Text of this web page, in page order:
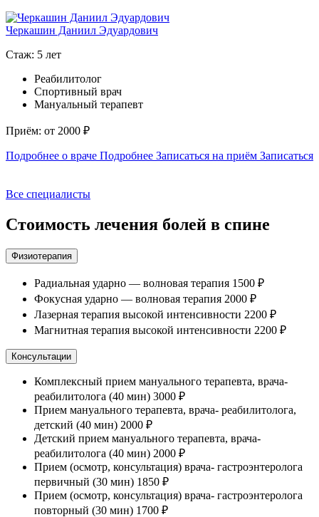
Черкашин Даниил Эдуардович
Стаж: 5 лет
Реабилитолог
Спортивный врач
Мануальный терапевт
Приём: от 2000 ₽
Подробнее о враче Подробнее Записаться на приём Записаться
Все специалисты
Стоимость лечения болей в спине
Физиотерапия
Радиальная ударно — волновая терапия 1500 ₽
Фокусная ударно — волновая терапия 2000 ₽
Лазерная терапия высокой интенсивности 2200 ₽
Магнитная терапия высокой интенсивности 2200 ₽
Консультации
Комплексный прием мануального терапевта, врача-
реабилитолога (40 мин) 3000 ₽
Прием мануального терапевта, врача- реабилитолога,
детский (40 мин) 2000 ₽
Детский прием мануального терапевта, врача-
реабилитолога (40 мин) 2000 ₽
Прием (осмотр, консультация) врача- гастроэнтеролога
первичный (30 мин) 1850 ₽
Прием (осмотр, консультация) врача- гастроэнтеролога
повторный (30 мин) 1700 ₽